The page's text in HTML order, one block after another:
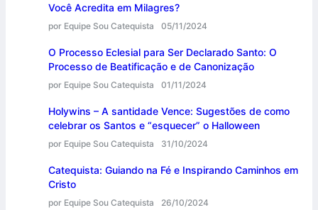
Você Acredita em Milagres?
por Equipe Sou Catequista 05/11/2024
O Processo Eclesial para Ser Declarado Santo: O
Processo de Beatificação e de Canonização
por Equipe Sou Catequista 01/11/2024
Holywins – A santidade Vence: Sugestões de como
celebrar os Santos e “esquecer” o Halloween
por Equipe Sou Catequista 31/10/2024
Catequista: Guiando na Fé e Inspirando Caminhos em
Cristo
por Equipe Sou Catequista 26/10/2024